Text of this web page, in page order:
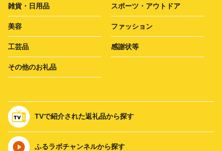
雑貨・日用品 スポーツ・アウトドア
美容 ファッション
工芸品 感謝状等
その他のお礼品
TVで紹介された返礼品から探す
ふるラボチャンネルから探す